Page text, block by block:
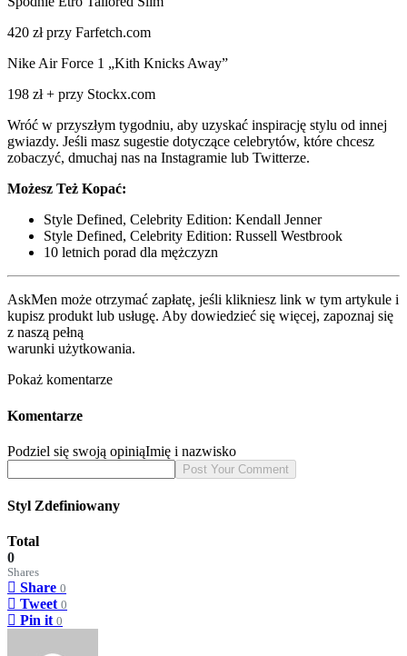
420 zł przy Farfetch.com
Nike Air Force 1 „Kith Knicks Away”
198 zł + przy Stockx.com
Wróć w przyszłym tygodniu, aby uzyskać inspirację stylu od innej
gwiazdy. Jeśli masz sugestie dotyczące celebrytów, które chcesz
zobaczyć, dmuchaj nas na Instagramie lub Twitterze.
Możesz Też Kopać:
Style Defined, Celebrity Edition: Kendall Jenner
Style Defined, Celebrity Edition: Russell Westbrook
10 letnich porad dla mężczyzn
AskMen może otrzymać zapłatę, jeśli klikniesz link w tym artykule i
kupisz produkt lub usługę. Aby dowiedzieć się więcej, zapoznaj się
z naszą pełną
warunki użytkowania.
Pokaż komentarze
Komentarze
Podziel się swoją opiniąImię i nazwisko
Styl Zdefiniowany
Total
0
Shares
Share 0
Tweet 0
Pin it 0